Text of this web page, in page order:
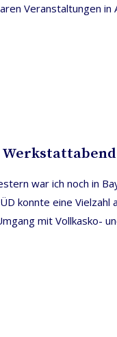
Veranstaltungen
war ich noch in
konnte eine
mit Vollkasko-